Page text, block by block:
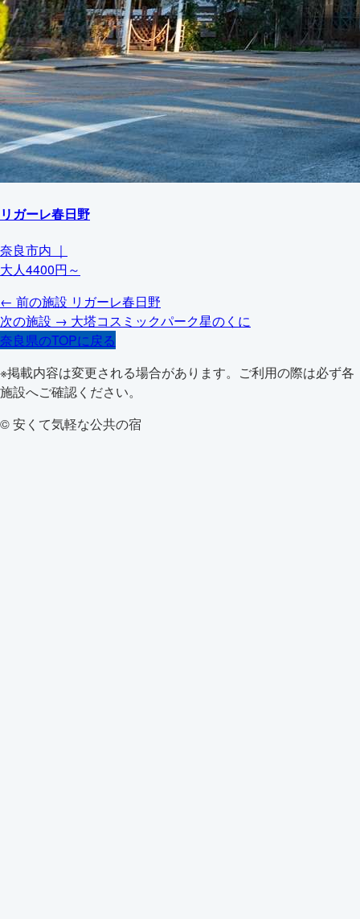
リガーレ春日野
奈良市内 ｜
大人4400円～
← 前の施設 リガーレ春日野
次の施設 → 大塔コスミックパーク星のくに
奈良県のTOPに戻る
※掲載内容は変更される場合があります。ご利用の際は必ず各
施設へご確認ください。
© 安くて気軽な公共の宿